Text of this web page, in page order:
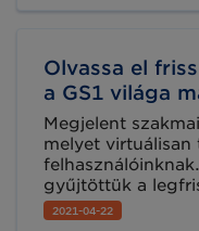
Olvassa el
a GS1 világa
Megjelent
melyet virtuálisan
gyűjtöttük a
vonatkozású
2021-04-22